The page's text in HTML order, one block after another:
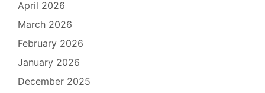
April 2026
March 2026
February 2026
January 2026
December 2025